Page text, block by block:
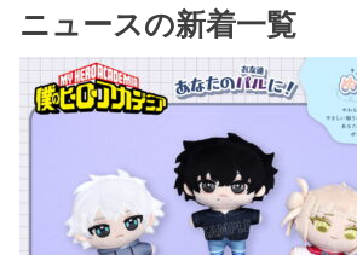
ニュースの新着一覧